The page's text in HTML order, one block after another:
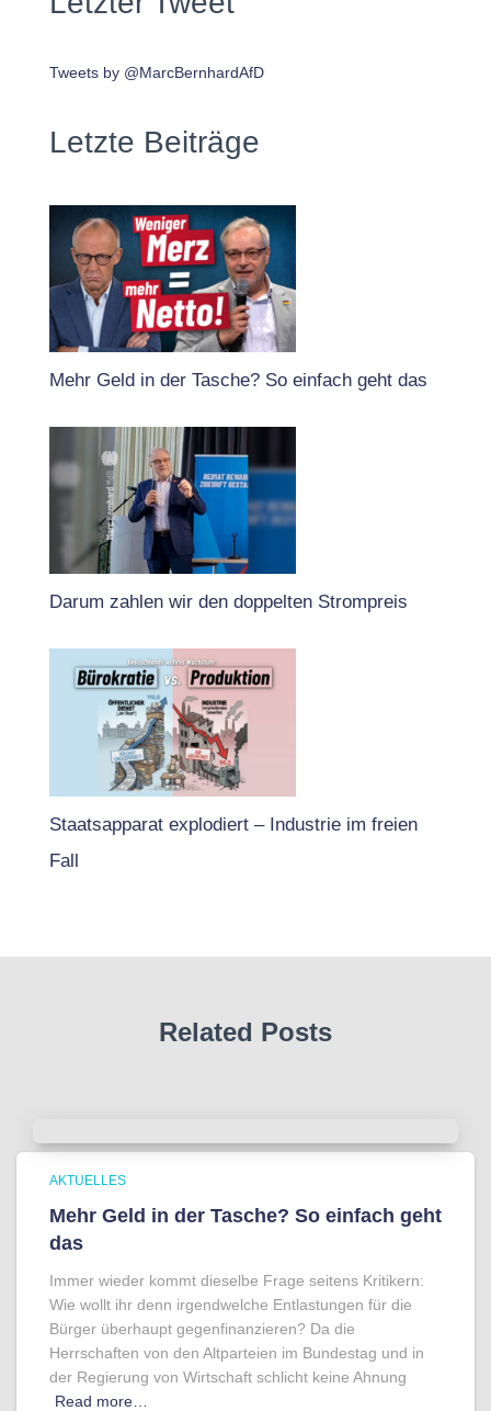
Tweets by @MarcBernhardAfD
Letzte Beiträge
Mehr Geld in der Tasche? So einfach geht das
Darum zahlen wir den doppelten Strompreis
Staatsapparat explodiert – Industrie im freien
Fall
Related Posts
AKTUELLES
Mehr Geld in der Tasche? So einfach geht
das
Immer wieder kommt dieselbe Frage seitens Kritikern:
Wie wollt ihr denn irgendwelche Entlastungen für die
Bürger überhaupt gegenfinanzieren? Da die
Herrschaften von den Altparteien im Bundestag und in
der Regierung von Wirtschaft schlicht keine Ahnung
Read more…